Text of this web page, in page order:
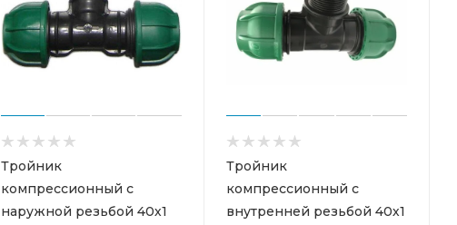
Тройник
компрессионный с
наружной резьбой 40х1
Тройник
компрессионный с
внутренней резьбой 40х1